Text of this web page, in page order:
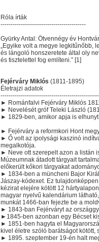
Róla írták
------------------------------------------
Gyürky Antal: Ötvennégy év
„Egyike volt a megye legkitűnőbb,
és lángoló honszeretete által oly
és tisztelettel fog említeni.” [1]
Fejérváry Miklós (1811-1895)
Életrajzi adatok
► Románfalvi Fejérváry Miklós
► Nevelését gróf Teleki László
► 1829-ben, amikor apja is
► Fejérváry a reformkori Hont
► Ő volt az ipolysági kaszinó
megalkotója.
► Neve ott szerepelt azon a listán
Múzeumnak átadott tárgyait
előkerült kőkori tárgyakat
► 1834-ben a müncheni Bajor
Jászay-kódexet. Ez
kézirat elejére kötött 12
magyar nyelvű kalendárium
munkát 1466-ban fejezte be a
► 1843-ban Fejérváryt az
►1845-ben azonban egy Bécset
► 1851-ben hagyta el
kivel életre szóló barátságot
► 1895. szeptember 19-én halt